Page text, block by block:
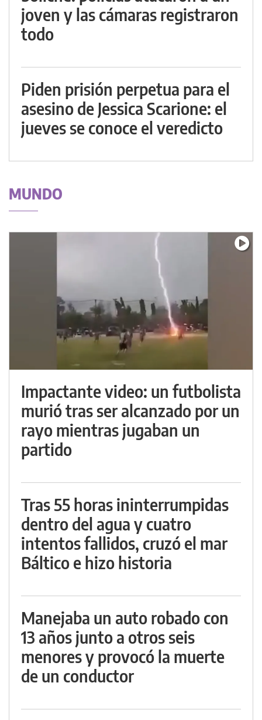
joven y las cámaras registraron
todo
Piden prisión perpetua para el
asesino de Jessica Scarione: el
jueves se conoce el veredicto
MUNDO
Impactante video: un futbolista
murió tras ser alcanzado por un
rayo mientras jugaban un
partido
Tras 55 horas ininterrumpidas
dentro del agua y cuatro
intentos fallidos, cruzó el mar
Báltico e hizo historia
Manejaba un auto robado con
13 años junto a otros seis
menores y provocó la muerte
de un conductor